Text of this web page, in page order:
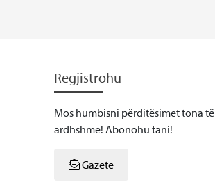
Regjistrohu
Mos humbisni përditësimet tona të
ardhshme! Abonohu tani!
Gazete